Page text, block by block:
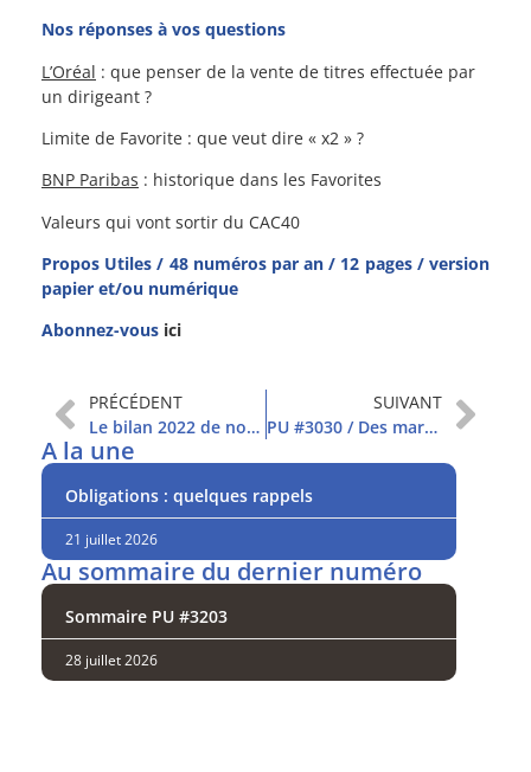
Nos réponses à vos questions
L’Oréal : que penser de la vente de titres effectuée par
un dirigeant ?
Limite de Favorite : que veut dire « x2 » ?
BNP Paribas : historique dans les Favorites
Valeurs qui vont sortir du CAC40
Propos Utiles / 48 numéros par an / 12 pages / version
papier et/ou numérique
Abonnez-vous ici
PRÉCÉDENT
Le bilan 2022 de nos conseils sur les Favorites
SUIVANT
PU #3030 / Des marchés très optimistes
A la une
Obligations : quelques rappels
21 juillet 2026
Au sommaire du dernier numéro
Sommaire PU #3203
28 juillet 2026